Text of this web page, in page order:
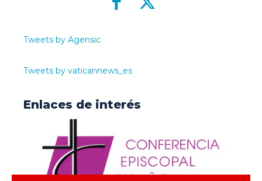
Tweets by Agensic
Tweets by vaticannews_es
Enlaces de interés